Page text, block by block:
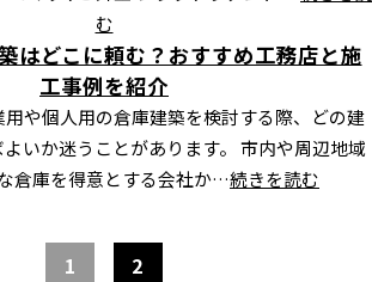
む
はどこに頼む？おすすめ工務店と施
工事例を紹介
や個人用の倉庫建築を検討する際、どの建
いか迷うことがあります。 市内や周辺地域
倉庫を得意とする会社か…続きを読む
1 2